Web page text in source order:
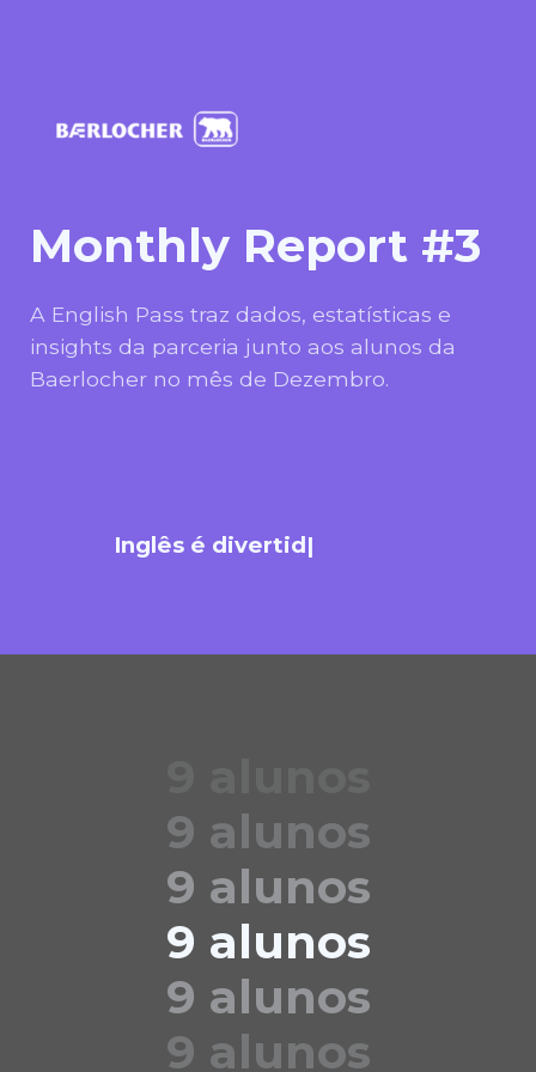
Monthly Report #3
A English Pass traz dados, estatísticas e
insights da parceria junto aos alunos da
Baerlocher no mês de Dezembro.
Inglês é divertid|
9 alunos
9 alunos
9 alunos
9 alunos
9 alunos